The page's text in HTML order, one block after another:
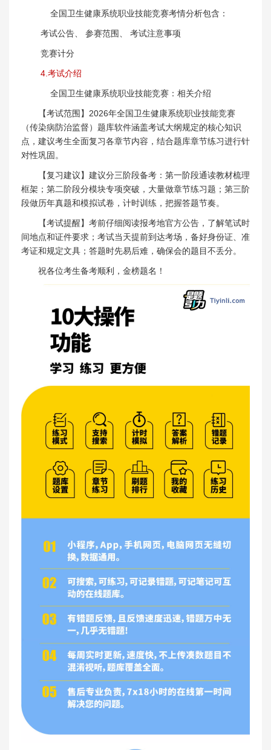
全国卫生健康系统职业技能竞赛考情分析包含：
考试公告、 参赛范围、 考试注意事项
竞赛计分
4.考试介绍
全国卫生健康系统职业技能竞赛：相关介绍
【考试范围】2026年全国卫生健康系统职业技能竞赛
（传染病防治监督）题库软件涵盖考试大纲规定的核心知识
点，建议考生全面复习各章节内容，结合题库章节练习进行针
对性巩固。
【复习建议】建议分三阶段备考：第一阶段通读教材梳理
框架；第二阶段分模块专项突破，大量做章节练习题；第三阶
段做历年真题和模拟试卷，计时训练，把握答题节奏。
【考试提醒】考前仔细阅读报考地官方公告，了解笔试时
间地点和证件要求；考试当天提前到达考场，备好身份证、准
考证和规定文具；答题时先易后难，确保会的题目不丢分。
祝各位考生备考顺利，金榜题名！